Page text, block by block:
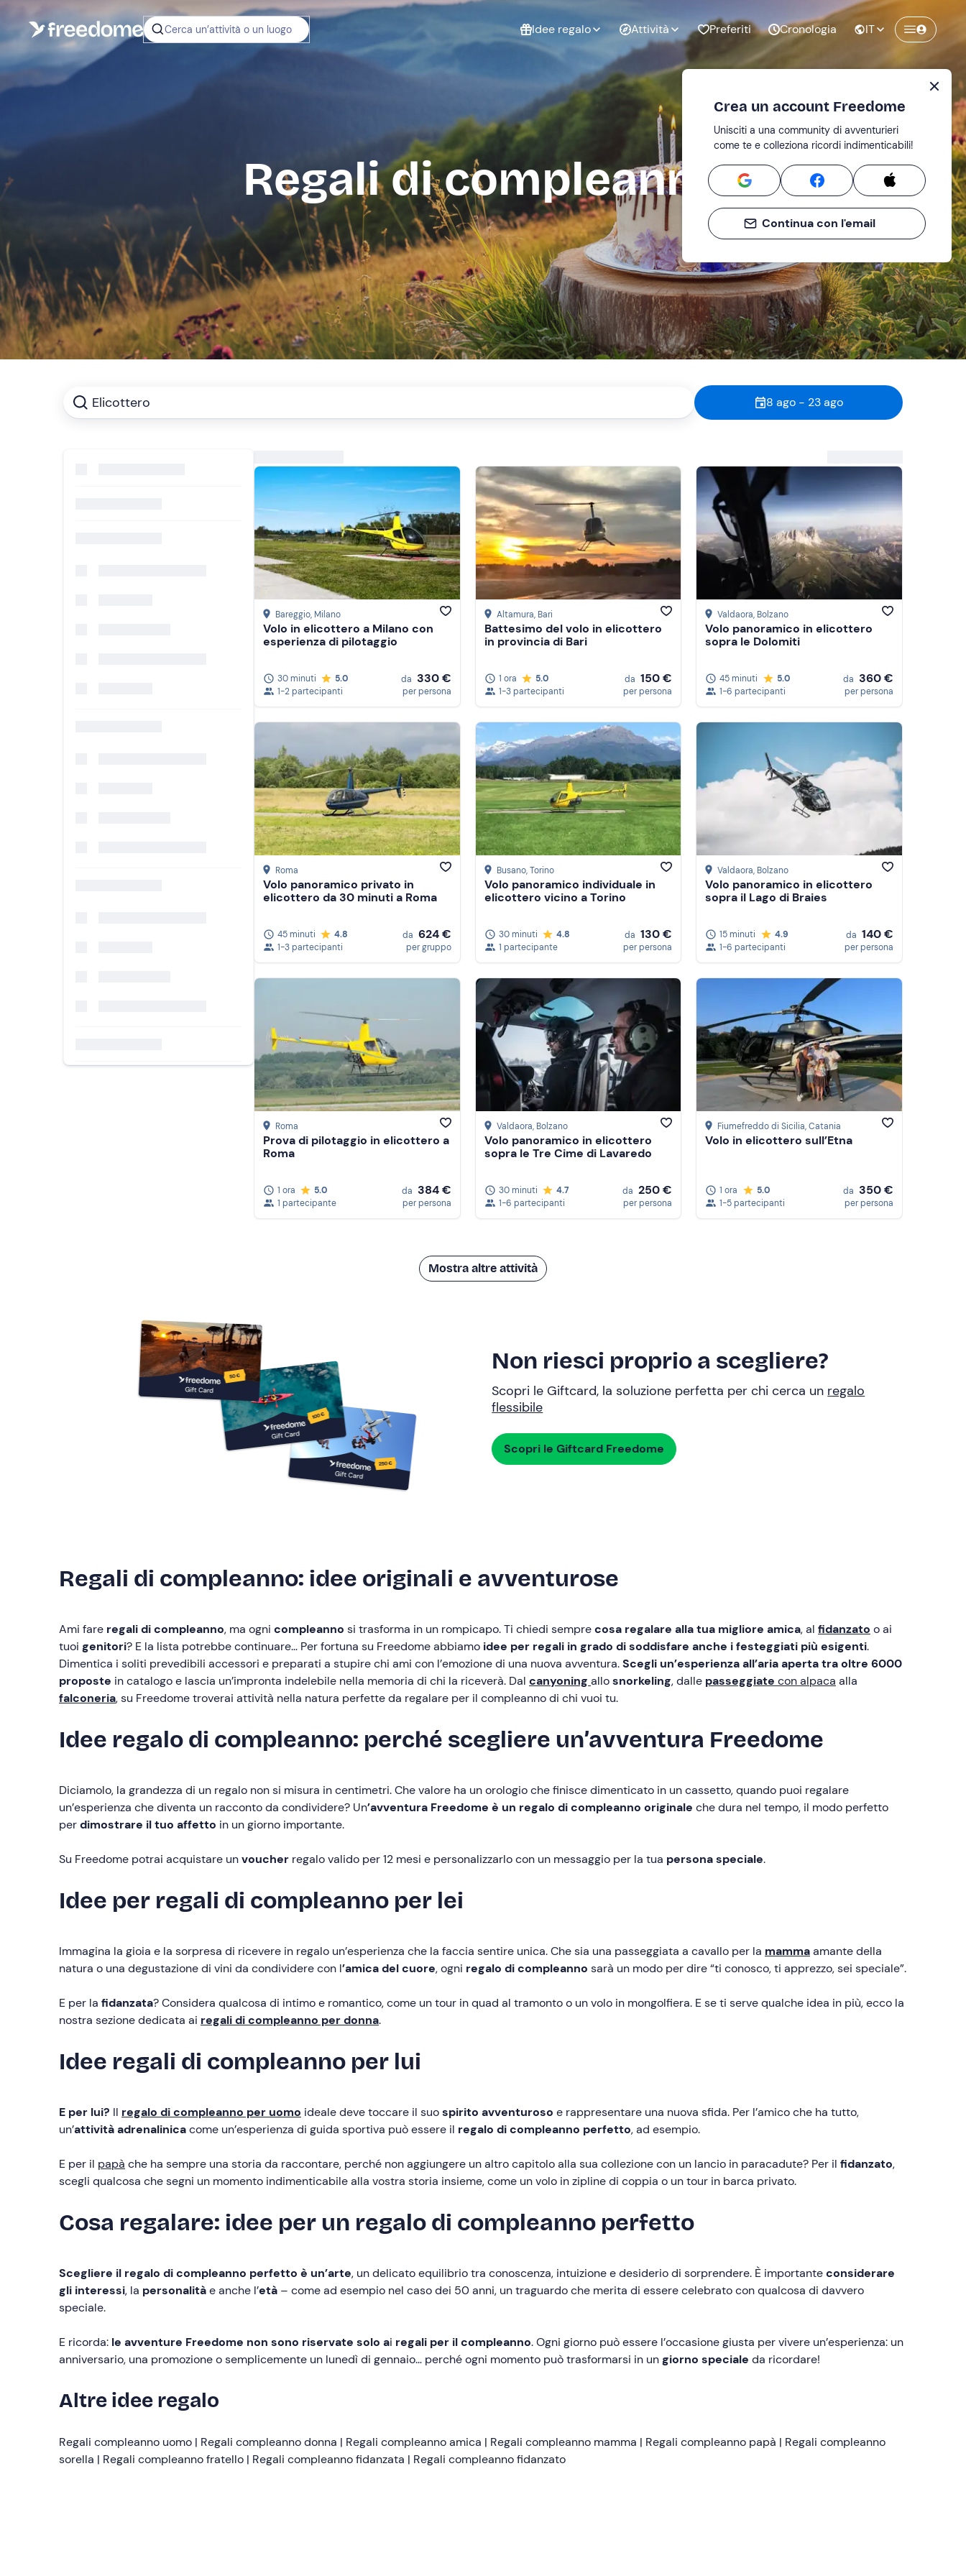
Cerca un’attività o un luogo Idee regalo
Gift Card Freedome
Un regalo digitale che
lascia la libertà di
scegliere esperienze
outdoor in tutta Italia.
Regala una Gift Card
Esperienze da
Esperienze di
Compleanno
Laurea
Addio al
celibato
Addio al
Attività Preferiti Cronologia IT
Regali di compleanno
Elicottero 8 ago - 23 ago
Bareggio, Milano
Volo in elicottero a Milano con
esperienza di pilotaggio
30 minuti
5.0
1-2 partecipanti
da 330 €
per persona
Altamura, Bari
Battesimo del volo in elicottero
in provincia di Bari
1 ora
5.0
1-3 partecipanti
da 150 €
per persona
Valdaora, Bolzano
Volo panoramico in elicottero
sopra le Dolomiti
45 minuti
5.0
1-6 partecipanti
da 360 €
per persona
Roma
Volo panoramico privato in
elicottero da 30 minuti a Roma
45 minuti
4.8
1-3 partecipanti
da 624 €
per gruppo
Busano, Torino
Volo panoramico individuale in
elicottero vicino a Torino
30 minuti
4.8
1 partecipante
da 130 €
per persona
Valdaora, Bolzano
Volo panoramico in elicottero
sopra il Lago di Braies
15 minuti
4.9
1-6 partecipanti
da 140 €
per persona
Roma
Prova di pilotaggio in elicottero a
Roma
1 ora
5.0
1 partecipante
da 384 €
per persona
Valdaora, Bolzano
Volo panoramico in elicottero
sopra le Tre Cime di Lavaredo
30 minuti
4.7
1-6 partecipanti
da 250 €
per persona
Fiumefreddo di Sicilia, Catania
Volo in elicottero sull’Etna
1 ora
5.0
1-5 partecipanti
da 350 €
per persona
Mostra altre attività
Non riesci proprio a scegliere?
Scopri le Giftcard, la soluzione perfetta per chi cerca un regalo
flessibile
Scopri le Giftcard Freedome
Regali di compleanno: idee originali e avventurose
Ami fare regali di compleanno, ma ogni compleanno si trasforma in un rompicapo. Ti chiedi semprecosa regalare alla tua migliore amica, al fidanzato o ai
tuoi genitori? E la lista potrebbe continuare… Per fortuna su Freedome abbiamo idee per regali in grado di soddisfare anche i festeggiati più esigenti.
Dimentica i soliti prevedibili accessori e preparati a stupire chi ami con l’emozione di una nuova avventura.Scegli un’esperienza all’aria aperta tra oltre 6000
proposte in catalogo e lascia un’impronta indelebile nella memoria di chi la riceverà. Dal canyoning allosnorkeling, dalle passeggiate con alpaca alla
falconeria, su Freedome troverai attività nella natura perfette da regalare per il compleanno di chi vuoi tu.
Idee regalo di compleanno: perché scegliere un’avventura Freedome
Diciamolo, la grandezza di un regalo non si misura in centimetri. Che valore ha un orologio che finisce dimenticato in un cassetto, quando puoi regalare
un’esperienza che diventa un racconto da condividere? Un’avventura Freedome è un regalo di compleanno originale che dura nel tempo, il modo perfetto
perdimostrare il tuo affetto in un giorno importante.
Su Freedome potrai acquistare unvoucher regalo valido per 12 mesi e personalizzarlo con un messaggio per la tua persona speciale.
Idee per regali di compleanno per lei
Immagina la gioia e la sorpresa di ricevere in regalo un’esperienza che la faccia sentire unica. Che sia una passeggiata a cavallo per la mammaamante della
natura o una degustazione di vini da condividere con l’amica del cuore, ogni regalo di compleanno sarà un modo per dire “ti conosco, ti apprezzo, sei speciale”.
E per la fidanzata? Considera qualcosa di intimo e romantico, come un tour in quad al tramonto o un volo in mongolfiera. E se ti serve qualche idea in più, ecco la
nostra sezione dedicata ai regali di compleanno per donna.
Idee regali di compleanno per lui
E per lui? Il regalo di compleanno per uomo ideale deve toccare il suospirito avventuroso e rappresentare una nuova sfida. Per l’amico che ha tutto,
un’attività adrenalinicacome un’esperienza di guida sportiva può essere il regalo di compleanno perfetto, ad esempio.
E per il papà che ha sempre una storia da raccontare, perché non aggiungere un altro capitolo alla sua collezione con un lancio in paracadute? Per il fidanzato,
scegli qualcosa che segni un momento indimenticabile alla vostra storia insieme, come un volo in zipline di coppia o un tour in barca privato.
Cosa regalare: idee per un regalo di compleanno perfetto
Scegliere il regalo di compleanno perfetto è un’arte, un delicato equilibrio tra conoscenza, intuizione e desiderio di sorprendere. È importanteconsiderare
gli interessi, la personalitàe anche l’età – come ad esempio nel caso dei 50 anni, un traguardo che merita di essere celebrato con qualcosa di davvero
speciale.
E ricorda: le avventure Freedome non sono riservate solo ai regali per il compleanno. Ogni giorno può essere l’occasione giusta per vivere un’esperienza: un
anniversario, una promozione o semplicemente un lunedì di gennaio… perché ogni momento può trasformarsi in ungiorno speciale da ricordare!
Altre idee regalo
Regali compleanno uomo | Regali compleanno donna | Regali compleanno amica | Regali compleanno mamma | Regali compleanno papà | Regali compleanno
sorella | Regali compleanno fratello | Regali compleanno fidanzata | Regali compleanno fidanzato
Crea un account Freedome
Unisciti a una community di avventurieri
come te e colleziona ricordi indimenticabili!
Continua con l'email